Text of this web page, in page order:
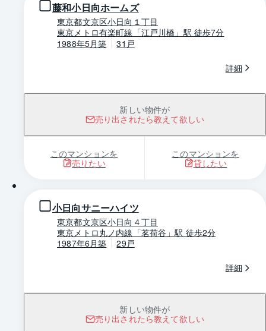
藤和小日向ホームズ
東京都文京区小日向１丁目
東京メトロ有楽町線「江戸川橋」駅 徒歩7分
1988年5月築
31戸
詳細
新しい物件が
売り出されたら教えて欲しい
このマンションを
売りたい
このマンションを
貸したい
小日向サニーハイツ
東京都文京区小日向４丁目
東京メトロ丸ノ内線「茗荷谷」駅 徒歩2分
1987年6月築
29戸
詳細
新しい物件が
売り出されたら教えて欲しい